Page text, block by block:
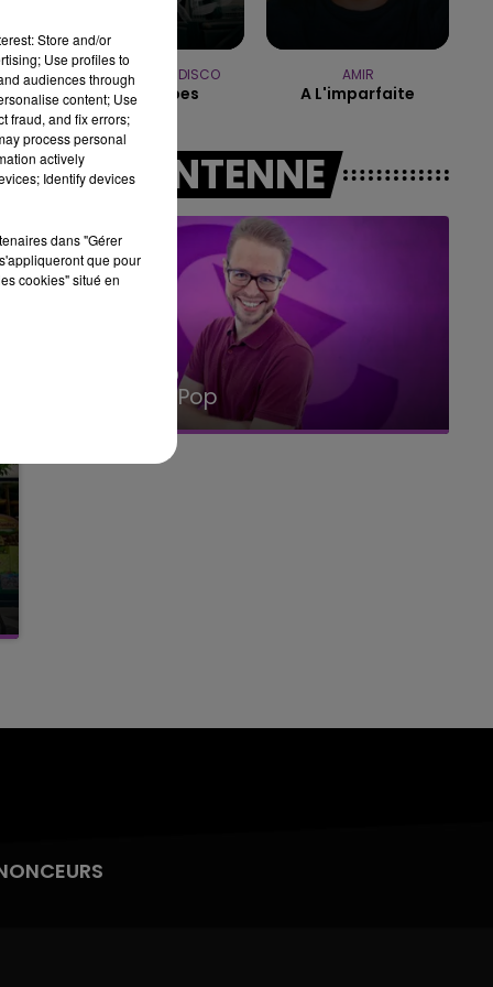
10h00 - 14h00
LE TICKET DE CAISSE
PANIC! AT THE DISCO
High Hopes
AMIR
A L'imparfaite
A L'ANTENNE
14h00 - 15h00
La Radio Pop
Store and/or
Use profiles to
audiences through
content; Use
fraud, and fix errors;
process personal
actively
Identify devices
dans "Gérer
que pour
cookies" situé en